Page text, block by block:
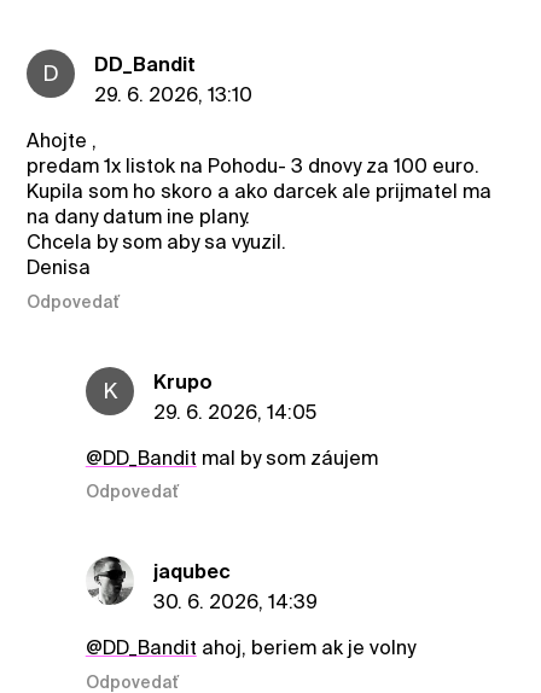
D
DD_Bandit
29. 6. 2026, 13:10
Ahojte ,
predam 1x listok na Pohodu- 3 dnovy za 100 euro.
Kupila som ho skoro a ako darcek ale prijmatel ma
na dany datum ine plany.
Chcela by som aby sa vyuzil.
Denisa
Odpovedať
K
Krupo
29. 6. 2026, 14:05
@DD_Bandit mal by som záujem
Odpovedať
jaqubec
30. 6. 2026, 14:39
@DD_Bandit ahoj, beriem ak je volny
Odpovedať